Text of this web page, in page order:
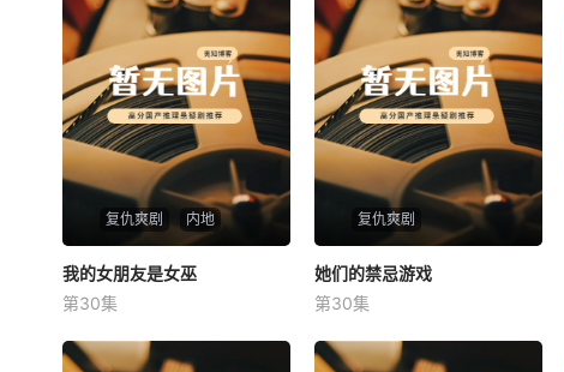
复仇爽剧 内地
我的女朋友是女巫
未知
我的女朋友是女巫
第30集
复仇爽剧
她们的禁忌游戏
未知
她们的禁忌游戏
第30集